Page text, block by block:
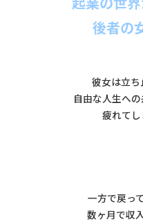
後者の
彼女は立
自由な人生への
疲れてし
一方で戻っ
数ヶ月で収